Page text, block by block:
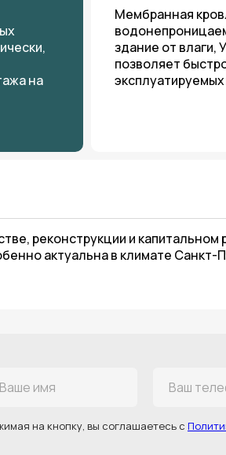
на
реконструкции и
актуальна в климате Санкт-
Мембранная
здание от влаги,
позволяет
на кнопку, вы соглашаетесь с